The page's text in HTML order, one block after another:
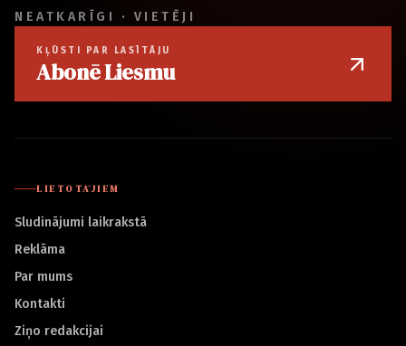
NEATKARĪGI · VIETĒJI
KĻŪSTI PAR LASĪTĀJU
Abonē Liesmu
LIETOTĀJIEM
Sludinājumi laikrakstā
Reklāma
Par mums
Kontakti
Ziņo redakcijai